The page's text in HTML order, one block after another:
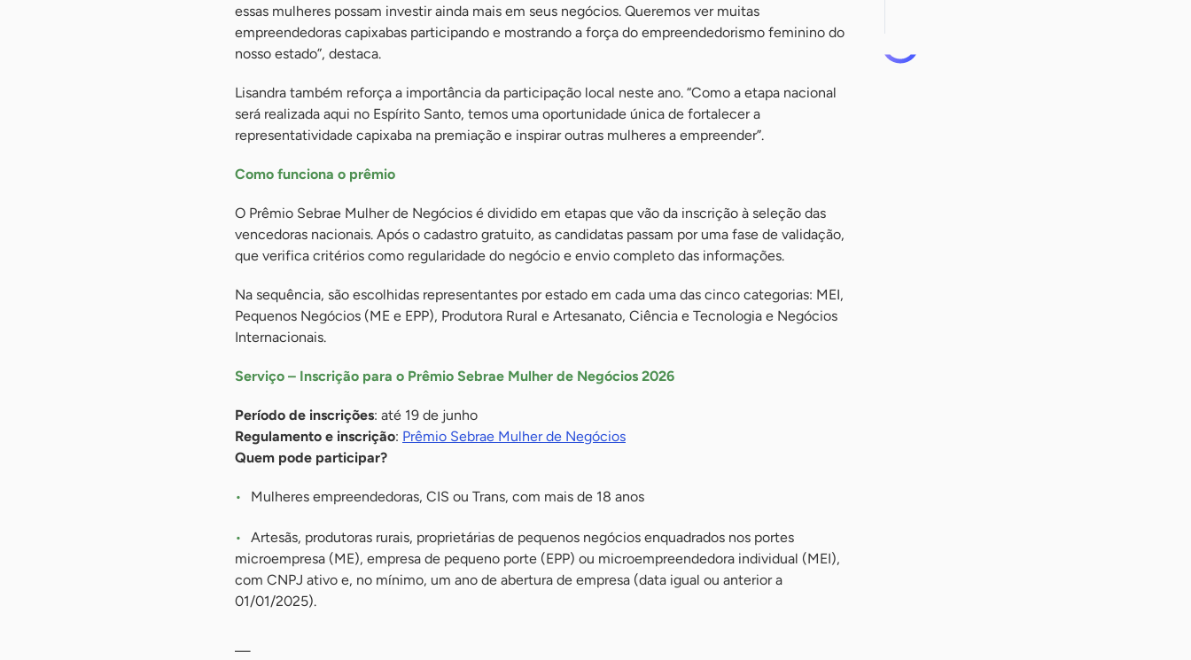
essas mulheres possam investir ainda mais em seus negócios. Queremos ver muitas
empreendedoras capixabas participando e mostrando a força do empreendedorismo feminino do
nosso estado”, destaca.
Lisandra também reforça a importância da participação local neste ano. “Como a etapa nacional
será realizada aqui no Espírito Santo, temos uma oportunidade única de fortalecer a
representatividade capixaba na premiação e inspirar outras mulheres a empreender”.
Como funciona o prêmio
O Prêmio Sebrae Mulher de Negócios é dividido em etapas que vão da inscrição à seleção das
vencedoras nacionais. Após o cadastro gratuito, as candidatas passam por uma fase de validação,
que verifica critérios como regularidade do negócio e envio completo das informações.
Na sequência, são escolhidas representantes por estado em cada uma das cinco categorias: MEI,
Pequenos Negócios (ME e EPP), Produtora Rural e Artesanato, Ciência e Tecnologia e Negócios
Internacionais.
Serviço – Inscrição para o Prêmio Sebrae Mulher de Negócios 2026
Período de inscrições: até 19 de junho
Regulamento e inscrição: Prêmio Sebrae Mulher de Negócios
Quem pode participar?
Mulheres empreendedoras, CIS ou Trans, com mais de 18 anos
Artesãs, produtoras rurais, proprietárias de pequenos negócios enquadrados nos portes
microempresa (ME), empresa de pequeno porte (EPP) ou microempreendedora individual (MEI),
com CNPJ ativo e, no mínimo, um ano de abertura de empresa (data igual ou anterior a
01/01/2025).
—